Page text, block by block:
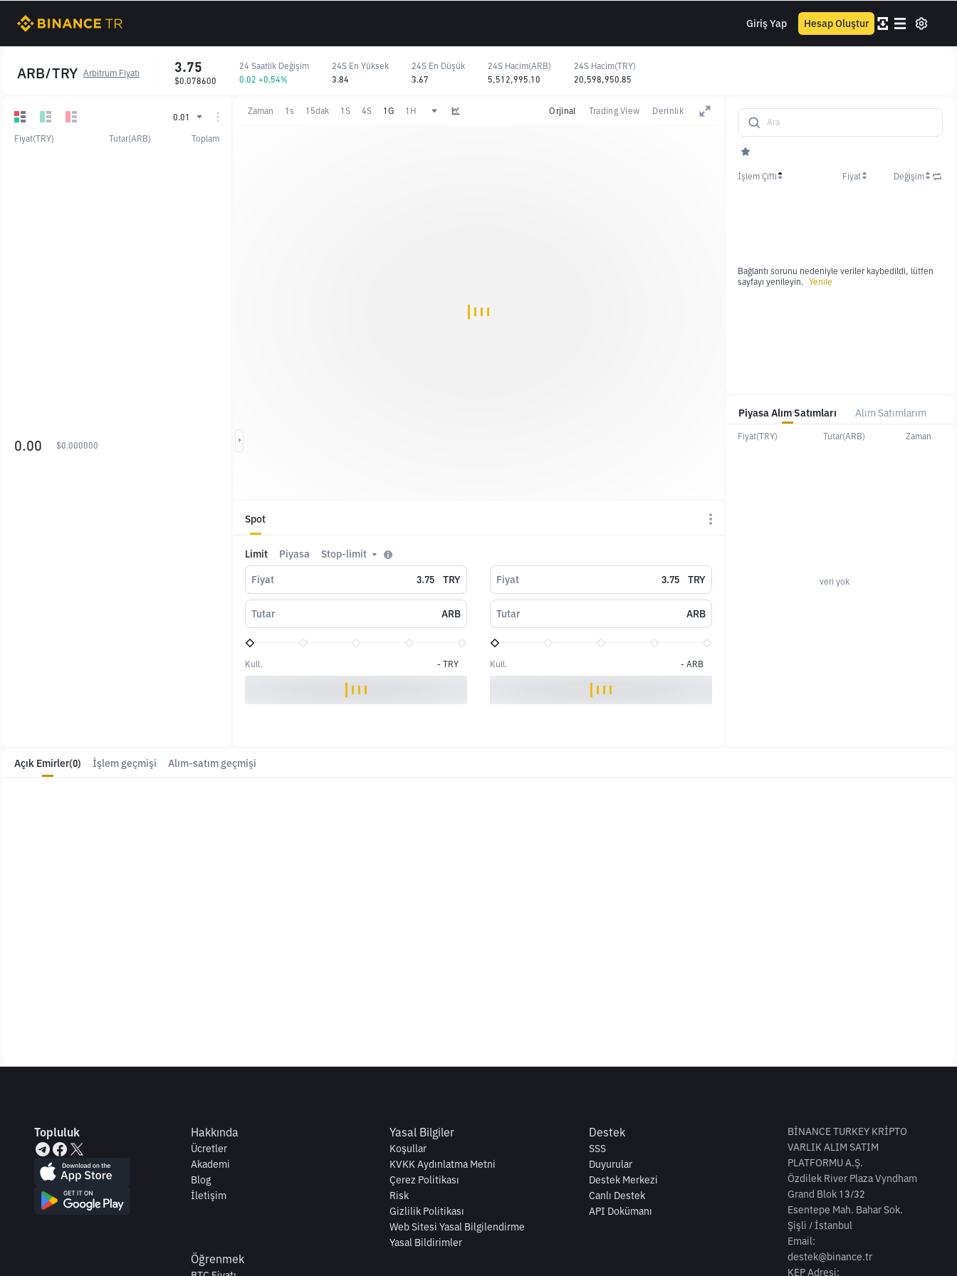
Giriş Yap Hesap Oluştur
0.01
Fiyat(TRY)
Tutar(ARB) Toplam
0.00 $0.000000
Zaman 1s 15dak 1S 4S 1G 1H Orjinal Trading View Derinlik
ARB/TRY Arbitrum Fiyatı 3.75
$0.078600
24 Saatlik Değişim
0.02 +0.54%
24S En Yüksek
3.84
24S En Düşük
3.67
24S Hacim(ARB)
5,512,995.10
24S Hacim(TRY)
20,598,950.85
Spot
Limit Piyasa
Stop-limit
Fiyat
TRY
Tutar ARB
Kull. - TRY
Fiyat TRY
Tutar ARB
Kull. - ARB
Piyasa Alım Satımları Alım Satımlarım
Fiyat(TRY) Tutar(ARB) Zaman
veri yok
İşlem Çifti Fiyat Değişim
Bağlantı sorunu nedeniyle veriler kaybedildi, lütfen
sayfayı yenileyin. Yenile
Açık Emirler(0) İşlem geçmişi Alım-satım geçmişi
Topluluk Hakkında
Ücretler
Akademi
Blog
İletişim
Yasal Bilgiler
Koşullar
KVKK Aydınlatma Metni
Çerez Politikası
Risk
Gizlilik Politikası
Web Sitesi Yasal Bilgilendirme
Yasal Bildirimler
Destek
SSS
Duyurular
Destek Merkezi
Canlı Destek
API Dokümanı
Öğrenmek
BİNANCE TURKEY KRİPTO
VARLIK ALIM SATIM
PLATFORMU A.Ş.
Özdilek River Plaza Vyndham
Grand Blok 13/32
Esentepe Mah. Bahar Sok.
Şişli / İstanbul
Email:
destek@binance.tr
KEP Adresi: